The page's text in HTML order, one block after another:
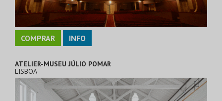
COMPRAR INFO
ATELIER-MUSEU JÚLIO POMAR
LISBOA